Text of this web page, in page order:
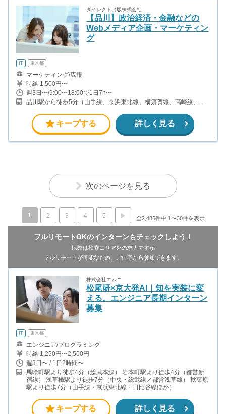
ダイレクト出版株式会社
【品川】政治経済・金融などの
Webメディア企画・マーケティン
グ
IT 東京都
マーケティング/広報
時給 1,500円〜
週3日〜/9:00〜18:00で1日7h〜
品川駅から徒歩5分（山手線、京浜東北線、横須賀線、高崎線、
キープする 詳しく見る
次のページを見る
1 2 3 4 5 全2,486件中 1〜30件を表示
フルリモートOKのインターンもチェックしよう！
以降は検索エリア外の求人ですが
フルリモートが可能なため、ご自宅から参加できます。
株式会社エムニ
松尾研×京大発AI｜知を実装に変
える。エンジニア長期インターン
募集
IT 東京都
エンジニア/プログラミング
時給 1,250円〜2,500円
週3日〜 / 1日2時間〜
馬喰町駅より徒歩4分（総武本線） 岩本町駅より徒歩4分（都営新
宿線） 浅草橋駅より徒歩7分（中央・総武線／都営浅草線） 秋葉原
駅より徒歩7分（山手線・京浜東北線・日比谷線ほか）
キープする 詳しく見る